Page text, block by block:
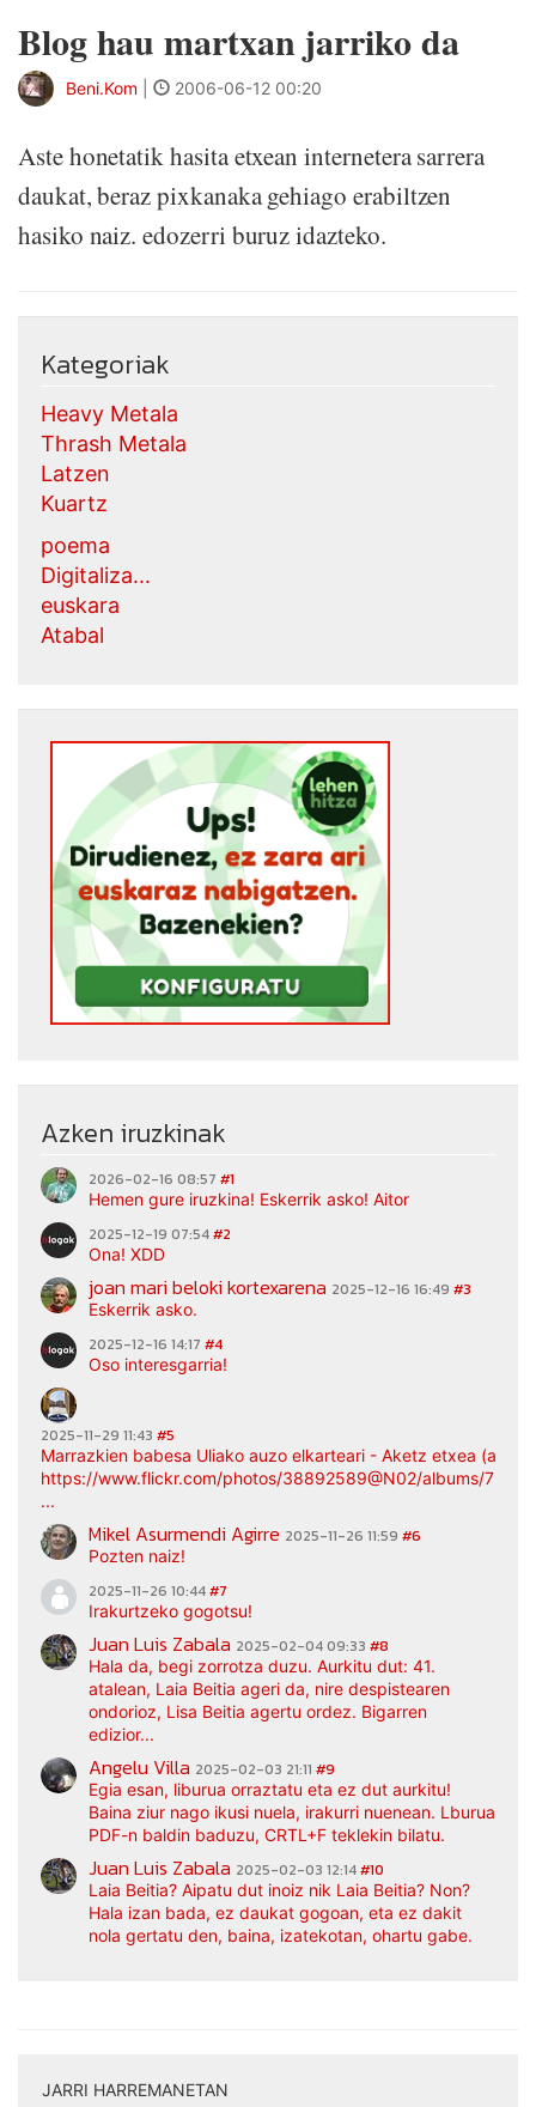
Blog hau martxan jarriko da
Beni.Kom 2006-06-12 00:20
Aste honetatik hasita etxean internetera sarrera
daukat, beraz pixkanaka gehiago erabiltzen
hasiko naiz. edozerri buruz idazteko.
Kategoriak
Heavy Metala
Thrash Metala
Latzen
Kuartz
poema
Digitaliza...
euskara
Atabal
Azken iruzkinak
2026-02-16 08:57 #1
Hemen gure iruzkina! Eskerrik asko! Aitor
2025-12-19 07:54#2
Ona! XDD
joan mari beloki kortexarena 2025-12-16 16:49 #3
Eskerrik asko.
2025-12-16 14:17 #4
Oso interesgarria!
2025-11-29 11:43 #5
Marrazkien babesa Uliako auzo elkarteari - Aketz etxea
https://www.flickr.com/photos/38892589@N02/albums/
...
Mikel Asurmendi Agirre 2025-11-26 11:59 #6
Pozten naiz!
2025-11-26 10:44#7
Irakurtzeko gogotsu!
Juan Luis Zabala 2025-02-04 09:33 #8
Hala da, begi zorrotza duzu. Aurkitu dut: 41.
atalean, Laia Beitia ageri da, nire despistearen
ondorioz, Lisa Beitia agertu ordez. Bigarren
edizior...
Angelu Villa 2025-02-03 21:11 #9
Egia esan, liburua orraztatu eta ez dut aurkitu!
Baina ziur nago ikusi nuela, irakurri nuenean. Lburua
PDF-n baldin baduzu, CRTL+F teklekin bilatu.
Juan Luis Zabala 2025-02-03 12:14#10
Laia Beitia? Aipatu dut inoiz nik Laia Beitia? Non?
Hala izan bada, ez daukat gogoan, eta ez dakit
nola gertatu den, baina, izatekotan, ohartu gabe.
JARRI HARREMANETAN